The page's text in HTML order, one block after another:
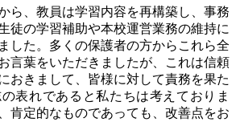
ら、教員は学習内容を再構築し、事務
徒の学習補助や本校運営業務の維持に
した。多くの保護者の方からこれら全
言葉をいただきましたが、これは信頼
おきまして、皆様に対して責務を果た
表れであると私たちは考えておりま
肯定的なものであっても、改善点をお